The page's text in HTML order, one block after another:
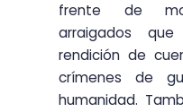
frente de
arraigados
rendición de
crímenes de
humanidad.